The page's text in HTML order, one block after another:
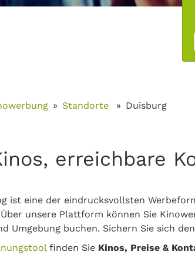
Standorte Duisburg
erreichbare
ist eine der eindrucksvollsten
unsere Plattform können Sie
Umgebung buchen. Sichern Sie sich
finden Sie Kinos, Preise &